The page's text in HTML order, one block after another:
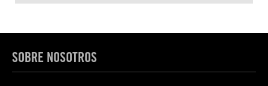
SOBRE NOSOTROS